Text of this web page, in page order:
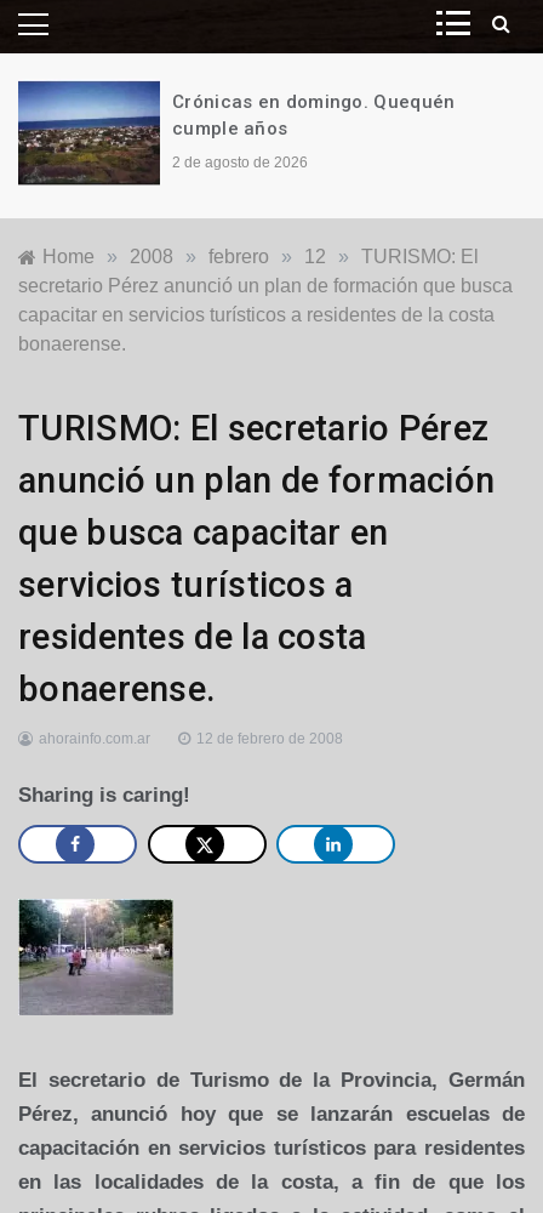
Crónicas en domingo. Quequén
cumple años
2 de agosto de 2026
Home » 2008 » febrero » 12 »
TURISMO: El
secretario Pérez anunció un plan de formación que busca
capacitar en servicios turísticos a residentes de la costa
bonaerense.
Locales
TURISMO: El secretario Pérez
anunció un plan de formación
que busca capacitar en
servicios turísticos a
residentes de la costa
bonaerense.
ahorainfo.com.ar 12 de febrero de 2008
Sharing is caring!
El secretario de Turismo de la Provincia, Germán
Pérez, anunció hoy que se lanzarán escuelas de
capacitación en servicios turísticos para residentes
en las localidades de la costa, a fin de que los